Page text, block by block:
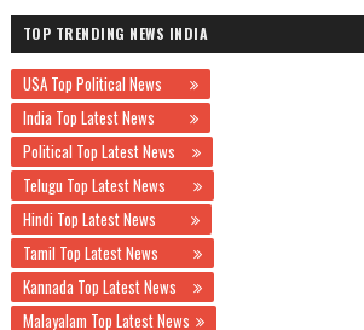
TOP TRENDING NEWS INDIA
USA Top Political News
India Top Latest News
Political Top Latest News
Telugu Top Latest News
Hindi Top Latest News
Tamil Top Latest News
Kannada Top Latest News
Malayalam Top Latest News